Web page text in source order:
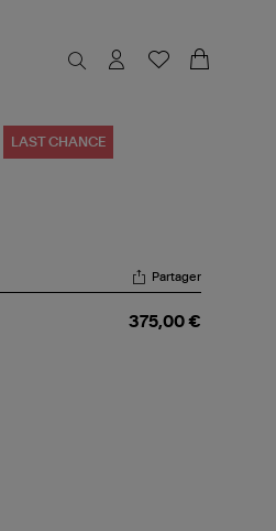
LAST CHANCE
Partager
375,00 €